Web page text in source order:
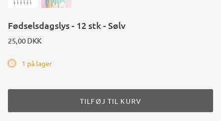
Fødselsdagslys - 12 stk - Sølv
25,00 DKK
1 på lager
TILFØJ TIL KURV